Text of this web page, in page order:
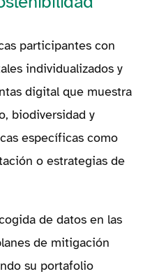
participantes con
individualizados y
digital que muestra
biodiversidad y
específicas como
o estrategias de
de datos en las
de mitigación
su portafolio